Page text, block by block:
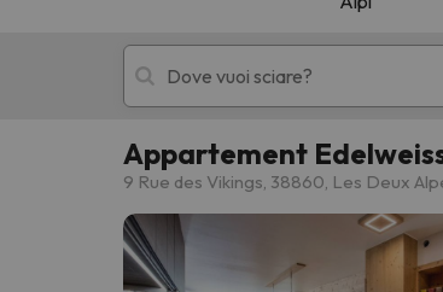
Hotel + skipass Hotel
Appartement
9 Rue des Vikings, 38860, Les Deux